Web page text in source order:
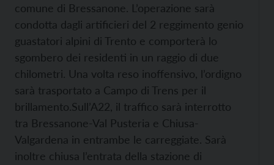
comune di Bressanone. L’operazione sarà
condotta dagli artificieri del 2 reggimento genio
guastatori alpini di Trento e comporterà lo
sgombero dei residenti in un raggio di due
chilometri. Una volta reso inoffensivo, l’ordigno
sarà trasportato a Campo di Trens per il
brillamento.Sull’A22, il traffico sarà interrotto
tra Bressanone-Val Pusteria e Chiusa-
Valgardena in entrambe le carreggiate. Sarà
inoltre chiusa l’entrata della stazione di